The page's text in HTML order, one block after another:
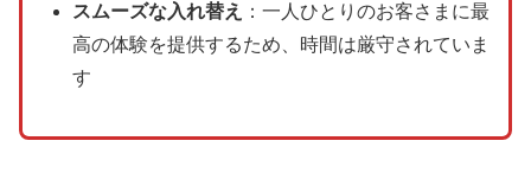
スムーズな入れ替え
：一人ひとりのお客さまに最
高の体験を提供するため、時間は厳守されていま
す